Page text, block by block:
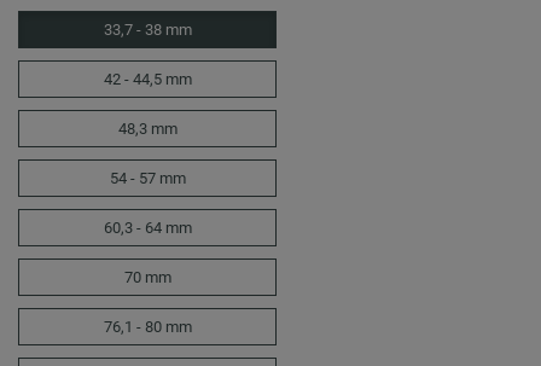
33,7 - 38 mm
42 - 44,5 mm
48,3 mm
54 - 57 mm
60,3 - 64 mm
70 mm
76,1 - 80 mm